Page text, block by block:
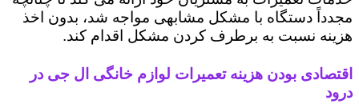
مجدداً دستگاه با مشکل مشابهی مواجه شد، بدون اخذ
هزینه نسبت به برطرف کردن مشکل اقدام کند.
اقتصادی بودن هزینه تعمیرات لوازم خانگی ال جی در
درود